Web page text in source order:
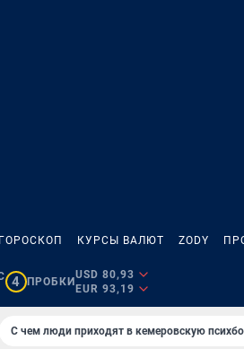
ГОРОСКОП КУРСЫ ВАЛЮТ ZODY
4 ПРОБКИ
USD 80,93
EUR 93,19
С чем люди приходят в кемеровскую